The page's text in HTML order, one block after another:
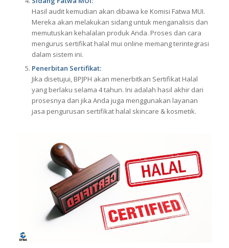
Hasil audit kemudian akan dibawa ke Komisi Fatwa MUI.
Mereka akan melakukan sidang untuk menganalisis dan
memutuskan kehalalan produk Anda. Proses dan cara
mengurus sertifikat halal mui online memang terintegrasi
dalam sistem ini.
Penerbitan Sertifikat:
Jika disetujui, BPJPH akan menerbitkan Sertifikat Halal
yang berlaku selama 4 tahun. Ini adalah hasil akhir dari
prosesnya dan jika Anda juga menggunakan layanan
jasa pengurusan sertifikat halal skincare & kosmetik.